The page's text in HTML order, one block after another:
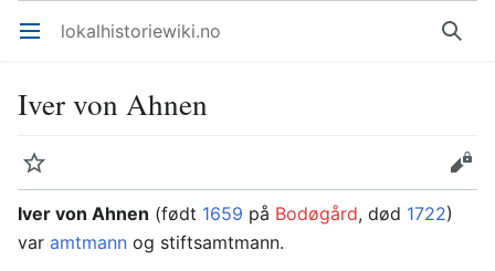
Åpne hovedmenyen lokalhistoriewiki.no Søk
Iver von Ahnen
Overvåk
Rediger
Iver von Ahnen (født 1659 på Bodøgård, død 1722)
var amtmann og stiftsamtmann.